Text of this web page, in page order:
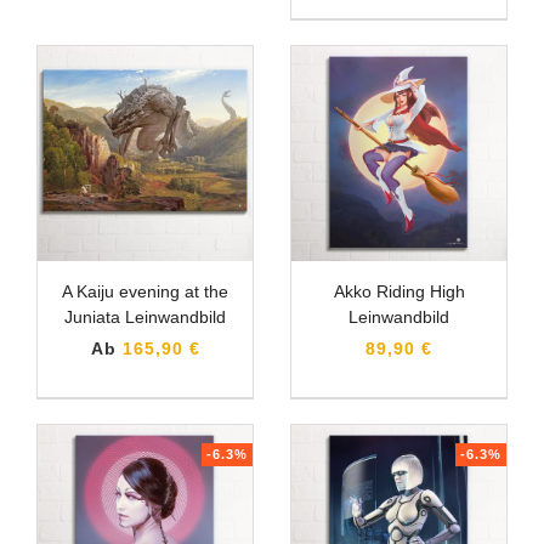
A Kaiju evening at the
Juniata Leinwandbild
Ab 165,90 €
Akko Riding High
Leinwandbild
89,90 €
-6.3% -6.3%